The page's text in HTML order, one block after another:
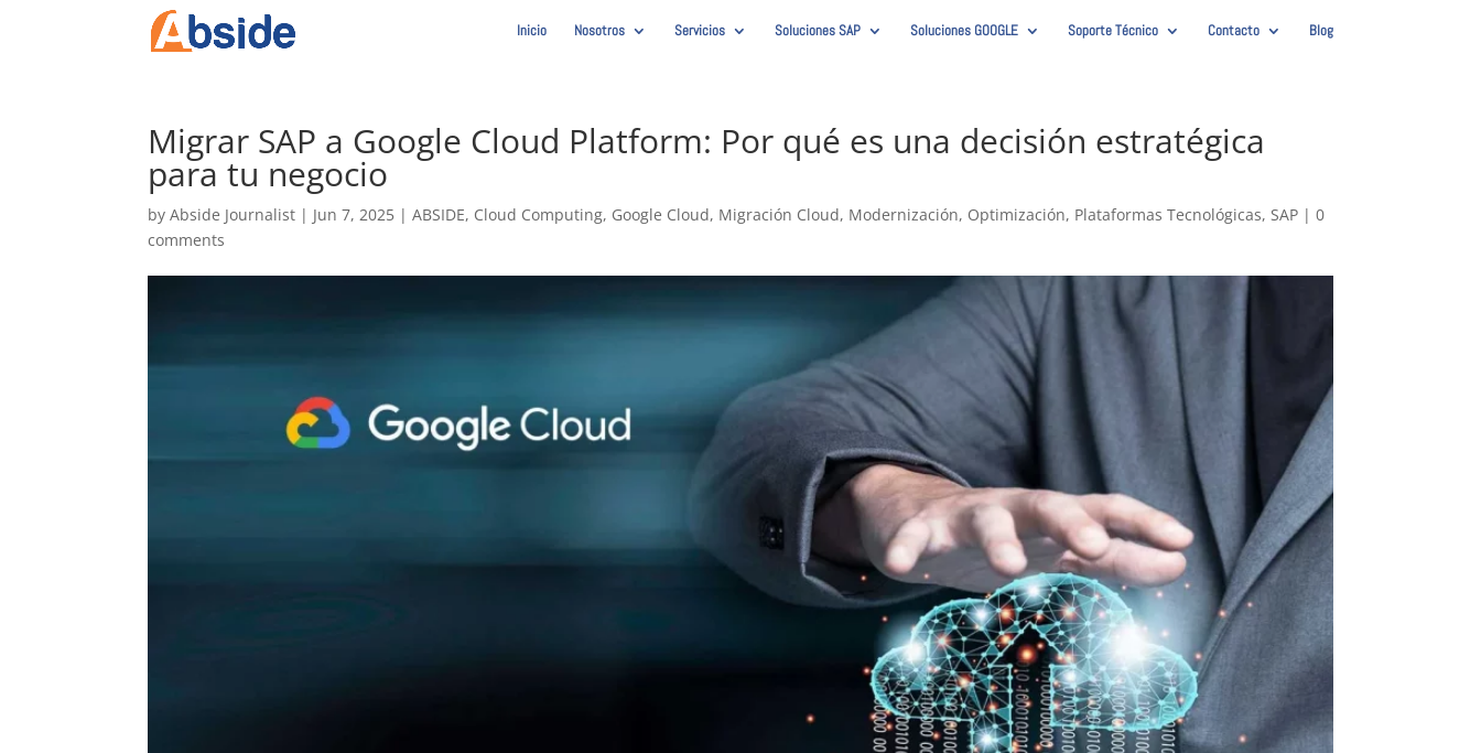
Inicio Nosotros Servicios Soluciones SAP Soluciones GOOGLE Soporte Técnico Contacto Blog
Migrar SAP a Google Cloud Platform: Por qué es una decisión estratégica
para tu negocio
byAbside Journalist | Jun 7, 2025 |ABSIDE, Cloud Computing, Google Cloud, Migración Cloud, Modernización, Optimización, Plataformas Tecnológicas,SAP |0
comments